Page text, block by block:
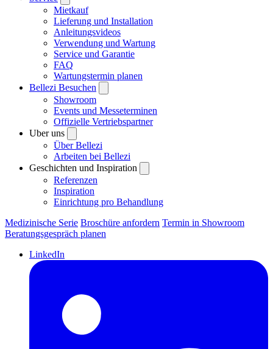
Mietkauf
Lieferung und Installation
Anleitungsvideos
Verwendung und Wartung
Service und Garantie
FAQ
Wartungstermin planen
Bellezi Besuchen
Showroom
Events und Messeterminen
Offizielle Vertriebspartner
Uber uns
Über Bellezi
Arbeiten bei Bellezi
Geschichten und Inspiration
Referenzen
Inspiration
Einrichtung pro Behandlung
Medizinische Serie Broschüre anfordern Termin in Showroom
Beratungsgespräch planen
LinkedIn